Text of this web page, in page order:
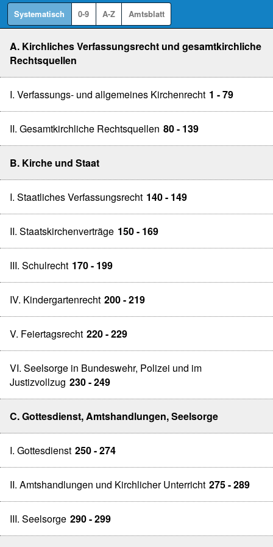
Systematisch 0-9 A-Z Amtsblatt
A. Kirchliches Verfassungsrecht und gesamtkirchliche
Rechtsquellen
I. Verfassungs- und allgemeines Kirchenrecht 1 - 79
II. Gesamtkirchliche Rechtsquellen 80 - 139
B. Kirche und Staat
I. Staatliches Verfassungsrecht 140 - 149
II. Staatskirchenverträge 150 - 169
III. Schulrecht 170 - 199
IV. Kindergartenrecht 200 - 219
V. Feiertagsrecht 220 - 229
VI. Seelsorge in Bundeswehr, Polizei und im
Justizvollzug 230 - 249
C. Gottesdienst, Amtshandlungen, Seelsorge
I. Gottesdienst 250 - 274
II. Amtshandlungen und Kirchlicher Unterricht 275 - 289
III. Seelsorge 290 - 299